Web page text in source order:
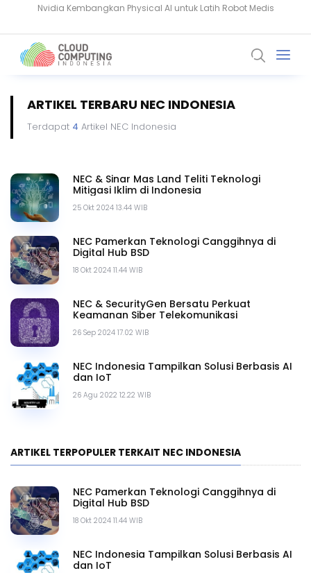
ARTIKEL TERBARU NEC INDONESIA
Terdapat 4 Artikel NEC Indonesia
25 Okt 2024 13.44 WIB
NEC & Sinar Mas Land Teliti Teknologi
Mitigasi Iklim di Indonesia
18 Okt 2024 11.44 WIB
NEC Pamerkan Teknologi Canggihnya di
Digital Hub BSD
26 Sep 2024 17.02 WIB
NEC & SecurityGen Bersatu Perkuat
Keamanan Siber Telekomunikasi
26 Agu 2022 12.22 WIB
NEC Indonesia Tampilkan Solusi Berbasis AI
dan IoT
ARTIKEL TERPOPULER TERKAIT NEC INDONESIA
18 Okt 2024 11.44 WIB
NEC Pamerkan Teknologi Canggihnya di
Digital Hub BSD
NEC Indonesia Tampilkan Solusi Berbasis AI
dan IoT